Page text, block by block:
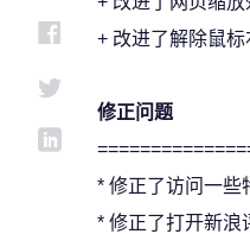
+ 改进了解除鼠标
修正问题
* 修正了访问一些
* 修正了打开新浪